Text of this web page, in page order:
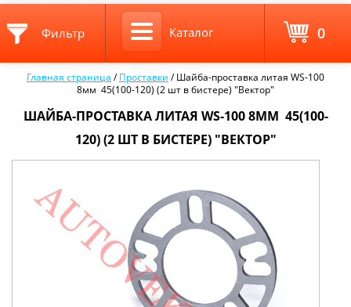
Главная страница /Проставки /Шайба-проставка литая WS-100
8мм 45(100-120) (2 шт в бистере) "Вектор"
ШАЙБА-ПРОСТАВКА ЛИТАЯ WS-100 8ММ 45(100-
120) (2 ШТ В БИСТЕРЕ) "ВЕКТОР"
Фильтр Каталог 0